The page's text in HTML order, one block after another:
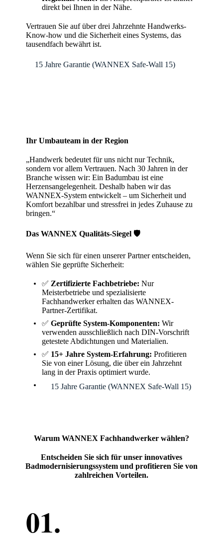
direkt bei Ihnen in der Nähe.
Vertrauen Sie auf über drei Jahrzehnte Handwerks-
Know-how und die Sicherheit eines Systems, das
tausendfach bewährt ist.
15 Jahre Garantie (WANNEX Safe-Wall 15)
Ihr Umbauteam in der Region
„Handwerk bedeutet für uns nicht nur Technik,
sondern vor allem Vertrauen. Nach 30 Jahren in der
Branche wissen wir: Ein Badumbau ist eine
Herzensangelegenheit. Deshalb haben wir das
WANNEX-System entwickelt – um Sicherheit und
Komfort bezahlbar und stressfrei in jedes Zuhause zu
bringen.“
Das WANNEX Qualitäts-Siegel 🛡️
Wenn Sie sich für einen unserer Partner entscheiden,
wählen Sie geprüfte Sicherheit:
✅ Zertifizierte Fachbetriebe: Nur
Meisterbetriebe und spezialisierte
Fachhandwerker erhalten das WANNEX-
Partner-Zertifikat.
✅Geprüfte System-Komponenten: Wir
verwenden ausschließlich nach DIN-Vorschrift
getestete Abdichtungen und Materialien.
✅ 15+ Jahre System-Erfahrung: Profitieren
Sie von einer Lösung, die über ein Jahrzehnt
lang in der Praxis optimiert wurde.
15 Jahre Garantie (WANNEX Safe-Wall 15)
Warum WANNEX Fachhandwerker wählen?
Entscheiden Sie sich für unser innovatives
Badmodernisierungssystem und profitieren Sie von
zahlreichen Vorteilen.